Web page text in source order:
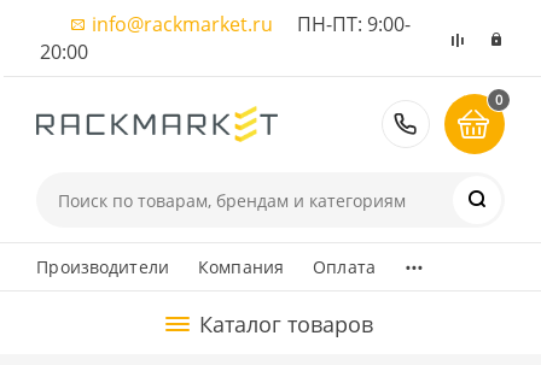
info@rackmarket.ru ПН-ПТ: 9:00-
20:00
8 (495)
0
Производители Компания Оплата ...
Каталог товаров